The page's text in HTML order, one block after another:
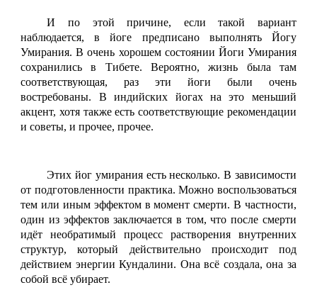
И по этой причине, если такой вариант
наблюдается, в йоге предписано выполнять Йогу
Умирания. В очень хорошем состоянии Йоги Умирания
сохранились в Тибете. Вероятно, жизнь была там
соответствующая, раз эти йоги были очень
востребованы. В индийских йогах на это меньший
акцент, хотя также есть соответствующие рекомендации
и советы, и прочее, прочее.
Этих йог умирания есть несколько. В зависимости
от подготовленности практика. Можно воспользоваться
тем или иным эффектом в момент смерти. В частности,
один из эффектов заключается в том, что после смерти
идёт необратимый процесс растворения внутренних
структур, который действительно происходит под
действием энергии Кундалини. Она всё создала, она за
собой всё убирает.